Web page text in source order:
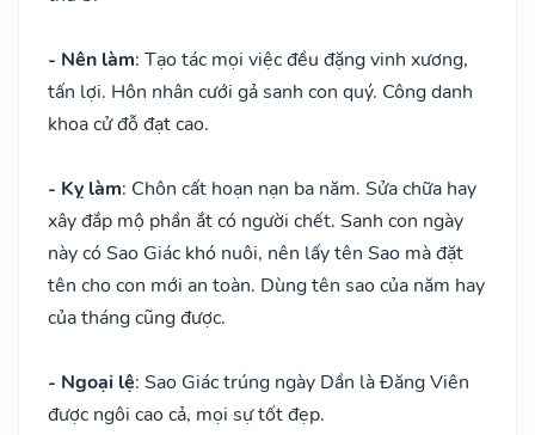
- Nên làm: Tạo tác mọi việc đều đặng vinh xương,
tấn lợi. Hôn nhân cưới gả sanh con quý. Công danh
khoa cử đỗ đạt cao.
- Kỵ làm: Chôn cất hoạn nạn ba năm. Sửa chữa hay
xây đắp mộ phần ắt có người chết. Sanh con ngày
này có Sao Giác khó nuôi, nên lấy tên Sao mà đặt
tên cho con mới an toàn. Dùng tên sao của năm hay
của tháng cũng được.
- Ngoại lệ: Sao Giác trúng ngày Dần là Đăng Viên
được ngôi cao cả, mọi sự tốt đẹp.